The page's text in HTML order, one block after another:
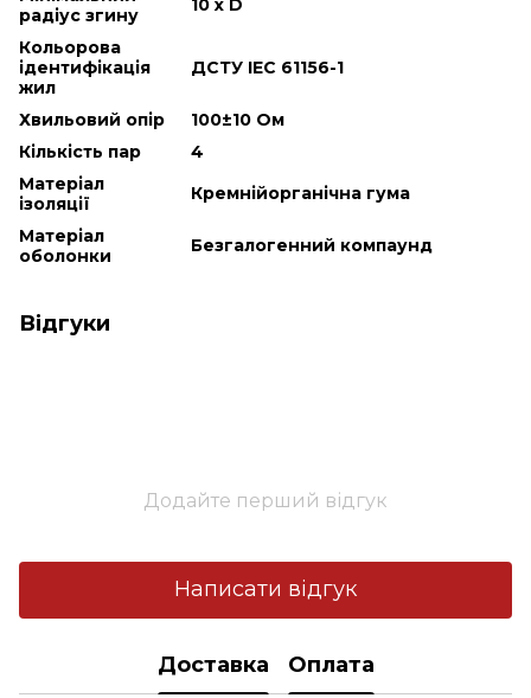
радіус згину
10 х D
Кольорова
ідентифікація
жил
ДСТУ IEC 61156-1
Хвильовий опір
100±10 Ом
Кількість пар
4
Матеріал
ізоляції
Кремнійорганічна гума
Матеріал
оболонки
Безгалогенний компаунд
Відгуки
Додайте перший відгук
Написати відгук
Доставка Оплата